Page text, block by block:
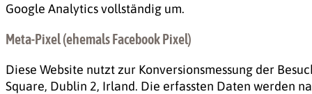
Google Analytics vollständig um.
Meta-Pixel (ehemals Facebook Pixel)
Diese Website nutzt zur Konversionsmessung der
Square, Dublin 2, Irland. Die erfassten Daten werden